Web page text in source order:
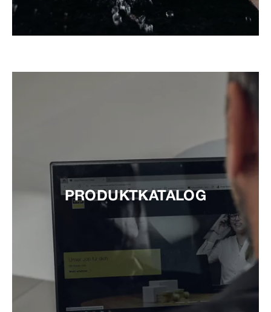
PRODUKTKATALOG